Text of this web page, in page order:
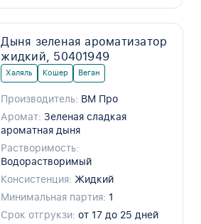
Дыня зеленая ароматизатор
жидкий, 50401949
Халяль Кошер Веган
Производитель: ВМ Про
Аромат: Зеленая сладкая
ароматная дыня
Растворимость:
Водорастворимый
Консистенция: Жидкий
Минимальная партия: 1
Срок отгрукзи: от 17 до 25 дней